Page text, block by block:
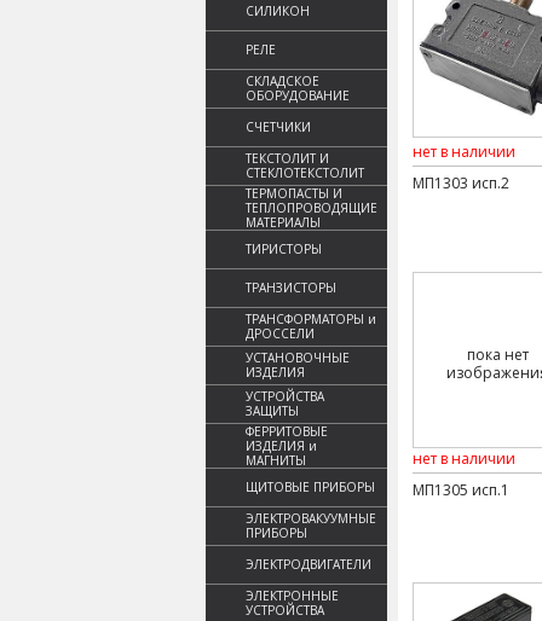
СИЛИКОН
РЕЛЕ
СКЛАДСКОЕ
ОБОРУДОВАНИЕ
СЧЕТЧИКИ
ТЕКСТОЛИТ И
СТЕКЛОТЕКСТОЛИТ
ТЕРМОПАСТЫ И
ТЕПЛОПРОВОДЯЩИЕ
МАТЕРИАЛЫ
ТИРИСТОРЫ
ТРАНЗИСТОРЫ
ТРАНСФОРМАТОРЫ и
ДРОССЕЛИ
УСТАНОВОЧНЫЕ
ИЗДЕЛИЯ
УСТРОЙСТВА
ЗАЩИТЫ
ФЕРРИТОВЫЕ
ИЗДЕЛИЯ и
МАГНИТЫ
ЩИТОВЫЕ ПРИБОРЫ
ЭЛЕКТРОВАКУУМНЫЕ
ПРИБОРЫ
ЭЛЕКТРОДВИГАТЕЛИ
ЭЛЕКТРОННЫЕ
УСТРОЙСТВА
нет в наличии
МП1303 исп.2
пока нет
нет в наличии
МП1305 исп.1